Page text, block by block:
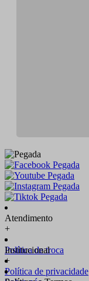
Atendimento
+
Política de troca
Política de privacidade
Institucional
+